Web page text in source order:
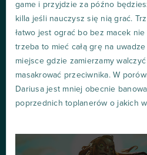
game i przyjdzie za późno
killa jeśli nauczysz się nią grać.
łatwo jest ograć bo bez macek
trzeba to mieć całą grę na
miejsce gdzie zamierzamy
masakrować przeciwnika. W
Dariusa jest mniej obecnie
poprzednich toplanerów o jakich